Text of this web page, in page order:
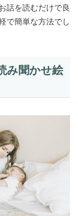
話を読むだけで良
で簡単な方法でし
み聞かせ絵